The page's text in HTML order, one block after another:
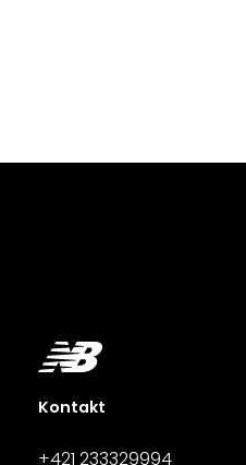
Kontakt
+421 233329994